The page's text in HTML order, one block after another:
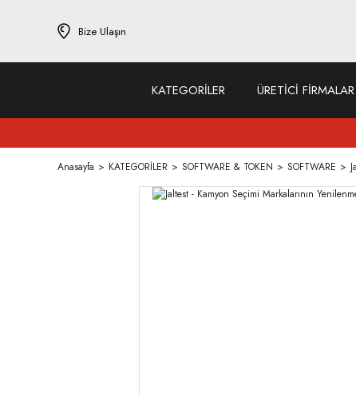
Bize Ulaşın
KATEGORİLER ÜRETİCİ FİRMALAR
Anasayfa KATEGORİLER SOFTWARE & TOKEN SOFTWARE